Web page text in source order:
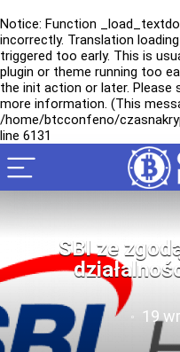
Notice: Function
incorrectly. Translation
triggered too early. This is
plugin or theme running too
the init action or later. Please
more information. (This
/home/btcconfeno/
line 6131
SBI ze
19